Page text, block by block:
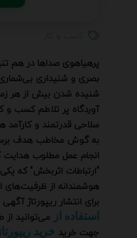
پرهیاهوی صداها در هم
بصری و شنیداری
شنیده شدن بیش از هر
آوردگاه پر تلاطم کسب و
سلاحی قدرتمند و کارآمد
به گوش مخاطب هدف
انجام عمل مطلوب
"ارتباطات اثربخش" که
هوشمندانه از ظرفیت‌های
برای انتشار ریپورتاژ
استفاده از می‌توانید
جهت خرید خرید